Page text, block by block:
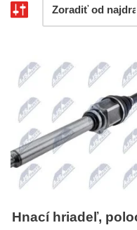
Hnací hriadeľ,